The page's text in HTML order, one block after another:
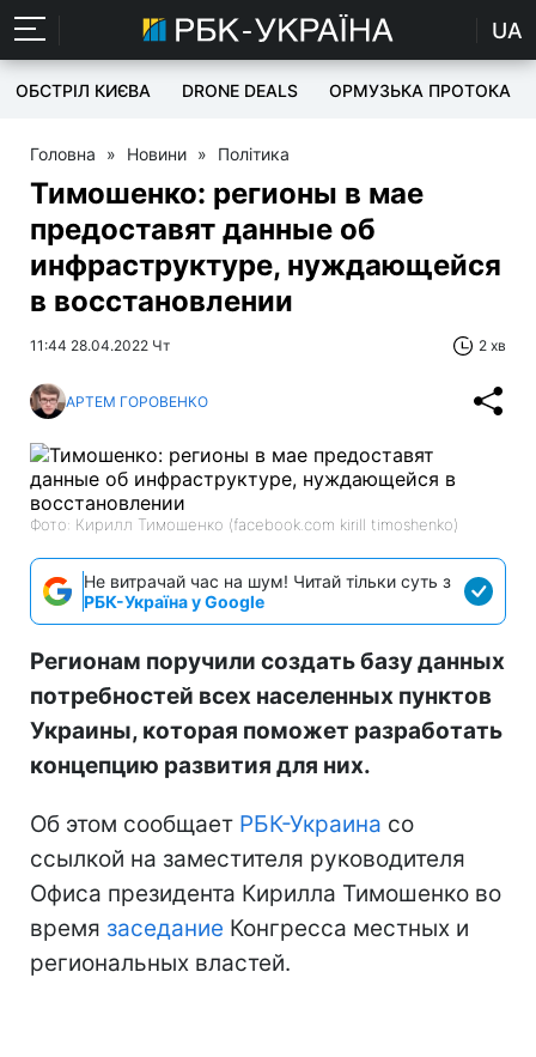
UA
ОБСТРІЛ КИЄВА DRONE DEALS ОРМУЗЬКА ПРОТОКА
Головна » Новини » Політика
Тимошенко: регионы в мае
предоставят данные об
инфраструктуре, нуждающейся
в восстановлении
11:44 28.04.2022 Чт 2 хв
АРТЕМ ГОРОВЕНКО
Фото: Кирилл Тимошенко (facebook.com kirill timoshenko)
Не витрачай час на шум! Читай тільки суть з
РБК-Україна у Google
Регионам поручили создать базу данных
потребностей всех населенных пунктов
Украины, которая поможет разработать
концепцию развития для них.
Об этом сообщает РБК-Украина со
ссылкой на заместителя руководителя
Офиса президента Кирилла Тимошенко во
время заседание Конгресса местных и
региональных властей.